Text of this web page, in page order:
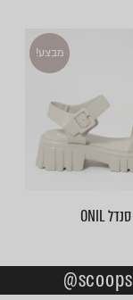
מבצע!
סנדל ONIL